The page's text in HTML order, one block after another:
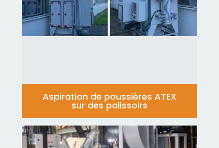
Aspiration de poussières ATEX
sur des polissoirs